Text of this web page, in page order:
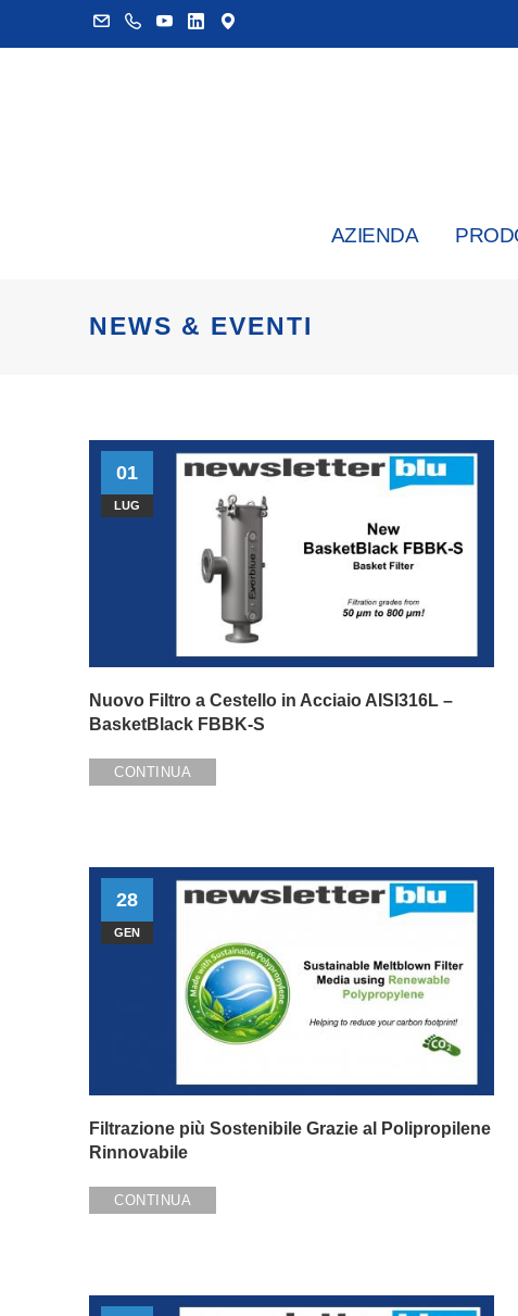
AZIENDA
NEWS & EVENTI
01
LUG
Nuovo Filtro a Cestello in Acciaio AISI316L –
BasketBlack FBBK-S
CONTINUA
28
GEN
Filtrazione più Sostenibile Grazie al Polipropilene
Rinnovabile
CONTINUA